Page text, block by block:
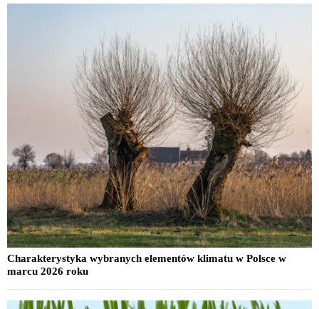
Charakterystyka wybranych elementów klimatu w Polsce w
marcu 2026 roku